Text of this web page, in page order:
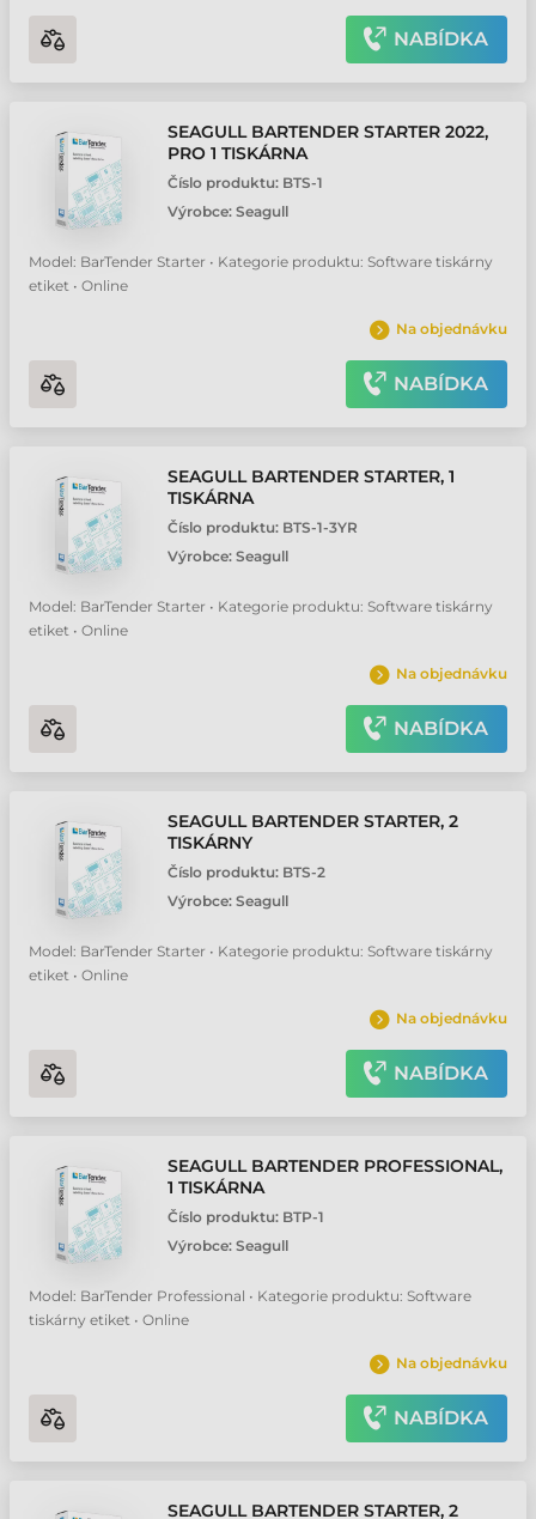
NABÍDKA
SEAGULL BARTENDER STARTER 2022,
PRO 1 TISKÁRNA
Číslo produktu: BTS-1
Výrobce: Seagull
Model: BarTender Starter • Kategorie produktu: Software tiskárny
etiket • Online
Na objednávku
NABÍDKA
SEAGULL BARTENDER STARTER, 1
TISKÁRNA
Číslo produktu: BTS-1-3YR
Výrobce: Seagull
Model: BarTender Starter • Kategorie produktu: Software tiskárny
etiket • Online
Na objednávku
NABÍDKA
SEAGULL BARTENDER STARTER, 2
TISKÁRNY
Číslo produktu: BTS-2
Výrobce: Seagull
Model: BarTender Starter • Kategorie produktu: Software tiskárny
etiket • Online
Na objednávku
NABÍDKA
SEAGULL BARTENDER PROFESSIONAL,
1 TISKÁRNA
Číslo produktu: BTP-1
Výrobce: Seagull
Model: BarTender Professional • Kategorie produktu: Software
tiskárny etiket • Online
Na objednávku
NABÍDKA
SEAGULL BARTENDER STARTER, 2